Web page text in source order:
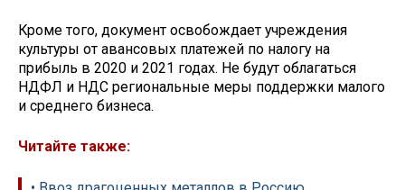
Кроме того, документ освобождает учреждения
культуры от авансовых платежей по налогу на
прибыль в 2020 и 2021 годах. Не будут облагаться
НДФЛ и НДС региональные меры поддержки малого
и среднего бизнеса.
Читайте также: